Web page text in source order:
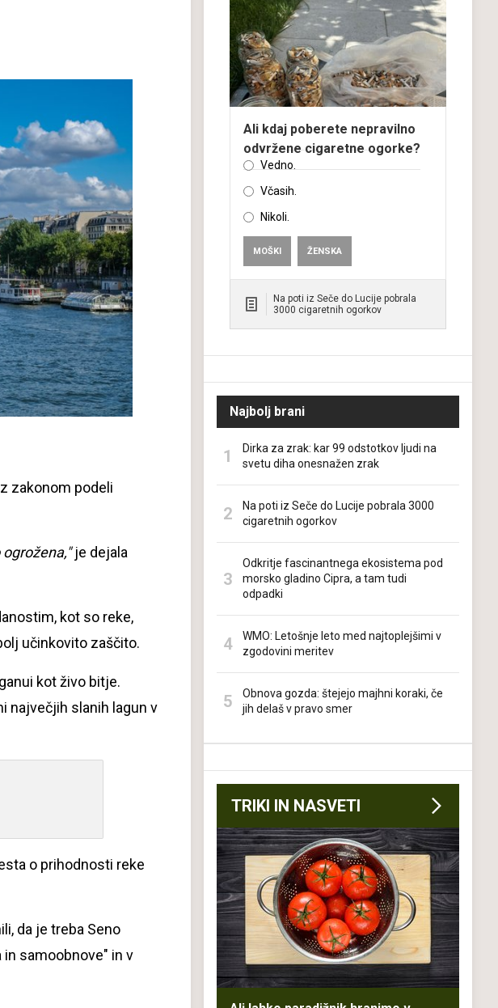
zakonom podeli
je dejala
kot so reke,
učinkovito zaščito.
kot živo bitje.
največjih slanih lagun v
o prihodnosti reke
da je treba Seno
samoobnove" in v
Ali kdaj poberete nepravilno
odvržene cigaretne ogorke?
Vedno.
Včasih.
Nikoli.
MOŠKI ŽENSKA
Na poti iz Seče do Lucije pobrala
3000 cigaretnih ogorkov
Najbolj brani
Dirka za zrak: kar 99 odstotkov ljudi na
svetu diha onesnažen zrak
Na poti iz Seče do Lucije pobrala 3000
cigaretnih ogorkov
Odkritje fascinantnega ekosistema pod
morsko gladino Cipra, a tam tudi
odpadki
WMO: Letošnje leto med najtoplejšimi v
zgodovini meritev
Obnova gozda: štejejo majhni koraki, če
jih delaš v pravo smer
TRIKI IN NASVETI